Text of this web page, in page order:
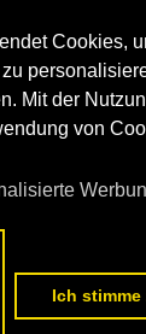
Cookies,
Mit der
von
Ich stimme